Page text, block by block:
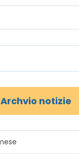
Archvio notizie